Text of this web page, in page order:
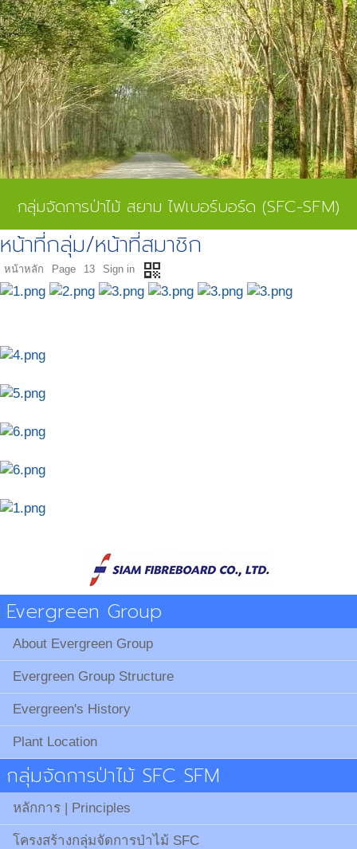
กลุ่มจัดการป่าไม้ สยาม ไฟเบอร์บอร์ด (SFC-SFM)
หน้าที่กลุ่ม/หน้าที่สมาชิก
หน้าหลัก Page 13 Sign in qr_code
Evergreen Group
About Evergreen Group
Evergreen Group Structure
Evergreen's History
Plant Location
กลุ่มจัดการป่าไม้ SFC SFM
หลักการ | Principles
โครงสร้างกลุ่มจัดการป่าไม้ SFC